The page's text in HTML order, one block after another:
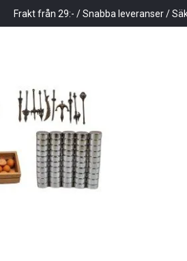
Frakt från 29:- / Snabba leveranser /